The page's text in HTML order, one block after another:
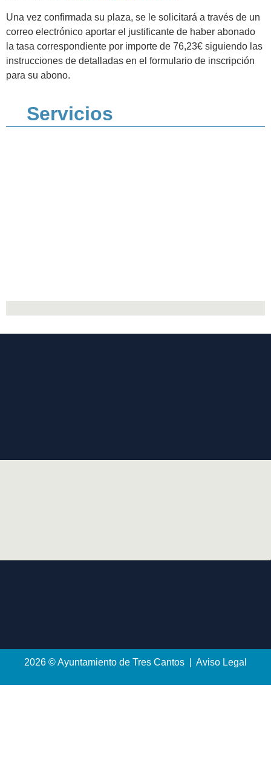
Una vez confirmada su plaza, se le solicitará a través de un
correo electrónico aportar el justificante de haber abonado
la tasa correspondiente por importe de 76,23€ siguiendo las
instrucciones de detalladas en el formulario de inscripción
para su abono.
Servicios
2026 © Ayuntamiento de Tres Cantos | Aviso Legal